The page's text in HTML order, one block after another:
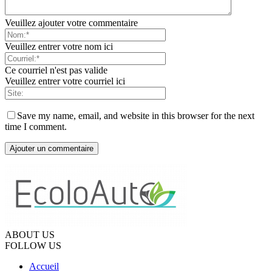
Veuillez ajouter votre commentaire
Veuillez entrer votre nom ici
Ce courriel n'est pas valide
Veuillez entrer votre courriel ici
Save my name, email, and website in this browser for the next
time I comment.
ABOUT US
FOLLOW US
Accueil